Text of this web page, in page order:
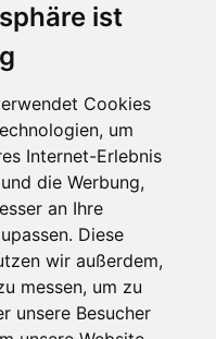
ist
Cookies
um
Internet-Erlebnis
die Werbung,
an Ihre
Diese
wir außerdem,
messen, um zu
unsere Besucher
Partners